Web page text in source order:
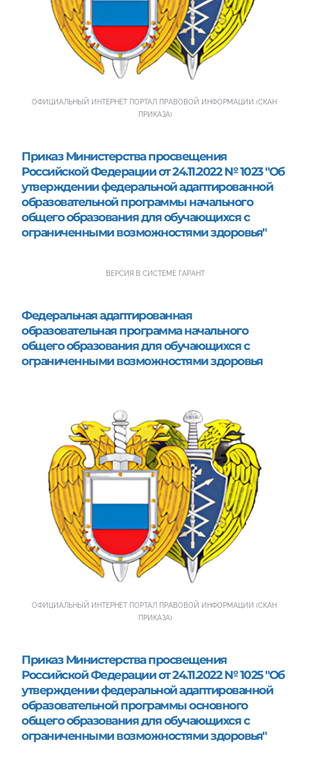
ОФИЦИАЛЬНЫЙ ИНТЕРНЕТ ПОРТАЛ ПРАВОВОЙ ИНФОРМАЦИИ (СКАН
ПРИКАЗА)
Приказ Министерства просвещения
Российской Федерации от 24.11.2022 № 1023 "Об
утверждении федеральной адаптированной
образовательной программы начального
общего образования для обучающихся с
ограниченными возможностями здоровья"
ВЕРСИЯ В СИСТЕМЕ ГАРАНТ
Федеральная адаптированная
образовательная программа начального
общего образования для обучающихся с
ограниченными возможностями здоровья
ОФИЦИАЛЬНЫЙ ИНТЕРНЕТ ПОРТАЛ ПРАВОВОЙ ИНФОРМАЦИИ (СКАН
ПРИКАЗА)
Приказ Министерства просвещения
Российской Федерации от 24.11.2022 № 1025 "Об
утверждении федеральной адаптированной
образовательной программы основного
общего образования для обучающихся с
ограниченными возможностями здоровья"